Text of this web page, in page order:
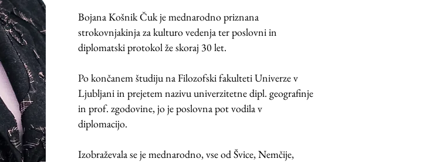
Bojana Košnik Čuk je mednarodno priznana
strokovnjakinja za kulturo vedenja ter poslovni in
diplomatski protokol že skoraj 30 let.
Po končanem študiju na Filozofski fakulteti Univerze v
Ljubljani in prejetem nazivu univerzitetne dipl. geografinje
in prof. zgodovine, jo je poslovna pot vodila v
diplomacijo.
Izobraževala se je mednarodno, vse od Švice, Nemčije,